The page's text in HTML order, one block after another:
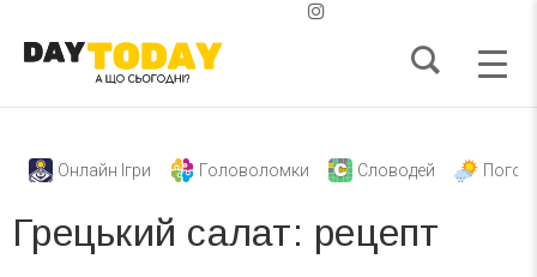
Онлайн Ігри Головоломки Словодей
Грецький салат: рецепт